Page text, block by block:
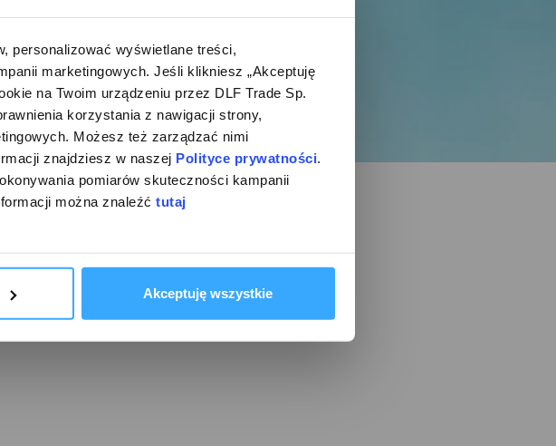
personalizować wyświetlane treści,
marketingowych. Jeśli klikniesz „Akceptuję
na Twoim urządzeniu przez DLF Trade Sp.
korzystania z nawigacji strony,
Możesz też zarządzać nimi
znajdziesz w naszej Polityce prywatności
pomiarów skuteczności kampanii
można znaleźć tutaj
Akceptuję wszystkie